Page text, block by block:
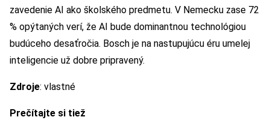
zavedenie AI ako školského predmetu. V Nemecku zase 72
% opýtaných verí, že AI bude dominantnou technológiou
budúceho desaťročia. Bosch je na nastupujúcu éru umelej
inteligencie už dobre pripravený.
Zdroje: vlastné
Prečítajte si tiež